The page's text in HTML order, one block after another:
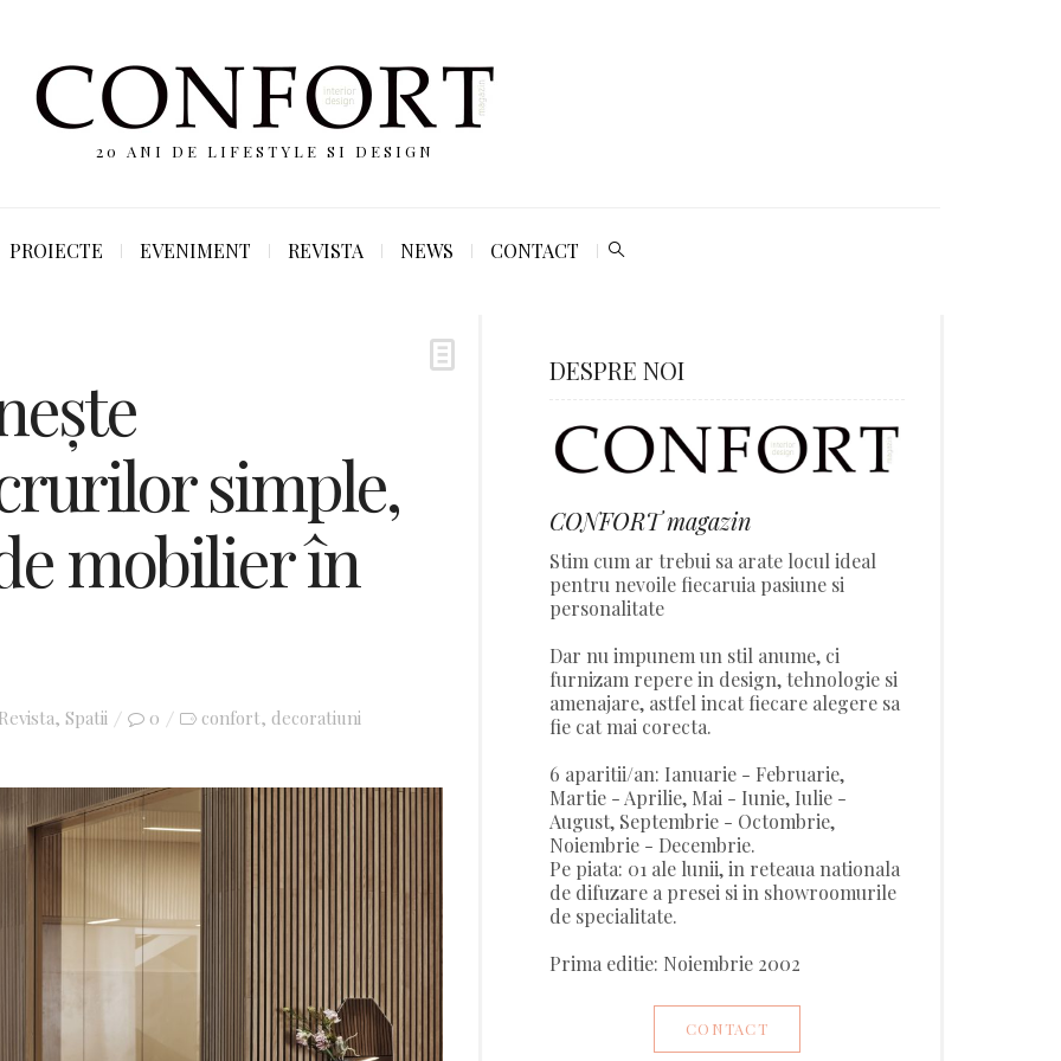
20 ANI DE LIFESTYLE SI DESIGN
PROIECTE EVENIMENT REVISTA NEWS CONTACT
simple,
mobilier în
Revista, Spatii 0 confort, decoratiuni
DESPRE NOI
CONFORT magazin
Stim cum ar trebui sa arate locul ideal
pentru nevoile fiecaruia pasiune si
personalitate
Dar nu impunem un stil anume, ci
furnizam repere in design, tehnologie si
amenajare, astfel incat fiecare alegere sa
fie cat mai corecta.
6 aparitii/an: Ianuarie - Februarie,
Martie - Aprilie, Mai - Iunie, Iulie -
August, Septembrie - Octombrie,
Noiembrie - Decembrie.
Pe piata: 01 ale lunii, in reteaua nationala
de difuzare a presei si in showroomurile
de specialitate.
Prima editie: Noiembrie 2002
CONTACT